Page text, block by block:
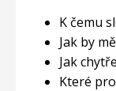
K čemu
Jak by
Jak
Které